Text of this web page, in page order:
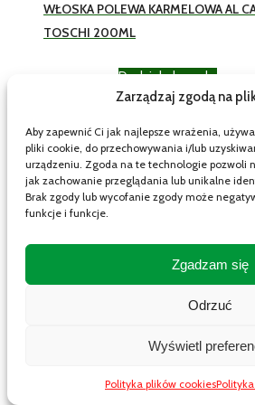
Zarządzaj zgodą na
Aby zapewnić Ci jak najlepsze wrażenia,
pliki cookie, do przechowywania i/lub
urządzeniu. Zgoda na te technologie pozwoli
jak zachowanie przeglądania lub unikalne
Brak zgody lub wycofanie zgody może
funkcje i funkcje.
Zgadzam się
Odrzuć
Wyświetl
Polityka plików cookies
WŁOSKA POLEWA KARMELOWA AL
TOSCHI 200ML
Dodaj do koszyka
DO SZKOŁY I NA SPACER